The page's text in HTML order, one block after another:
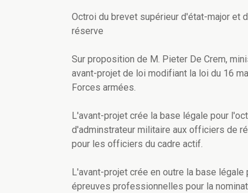
Octroi du brevet supérieur d'état-major et
réserve
Sur proposition de M. Pieter De Crem,
avant-projet de loi modifiant la loi du 16
Forces armées.
L'avant-projet crée la base légale pour
d'adminstrateur militaire aux officiers de
pour les officiers du cadre actif.
L'avant-projet crée en outre la base
épreuves professionnelles pour la